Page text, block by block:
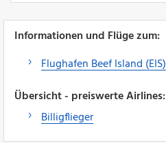
Informationen und Flüge zum:
Flughafen Beef Island (EIS)
Übersicht - preiswerte Airlines:
Billigflieger